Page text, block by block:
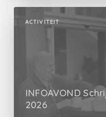
ACTIVITEIT
INFOAVOND
2026